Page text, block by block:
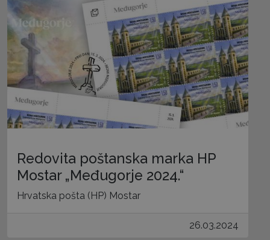
Redovita poštanska marka HP
Mostar „Međugorje 2024.“
Hrvatska pošta (HP) Mostar
26.03.2024